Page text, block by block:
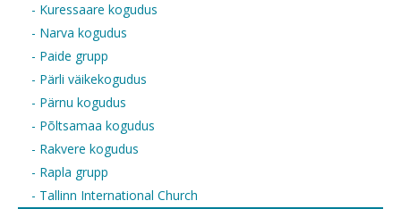
- Kuressaare kogudus
- Narva kogudus
- Paide grupp
- Pärli väikekogudus
- Pärnu kogudus
- Põltsamaa kogudus
- Rakvere kogudus
- Rapla grupp
- Tallinn International Church